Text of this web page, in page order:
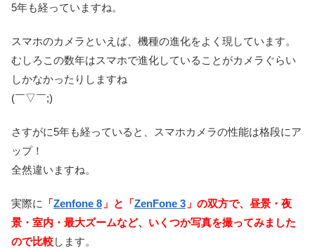
5年も経っていますね。
スマホのカメラといえば、機種の進化をよく現しています。
むしろこの数年はスマホで進化していることがカメラぐらい
しかなかったりしますね
(￣▽￣;)
さすがに5年も経っていると、スマホカメラの性能は格段にア
ップ！
全然違いますね。
実際に 「Zenfone 8 」と「ZenFone 3 」の双方で、昼景・夜
景・室内・最大ズームなど、いくつか写真を撮ってみました
ので比較します。